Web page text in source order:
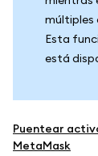
múltiples
Esta
está
Puentear
MetaMask